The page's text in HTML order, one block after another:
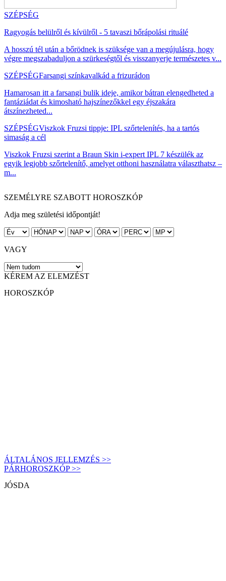
SZÉPSÉG
Ragyogás belülről és kívülről - 5 tavaszi bőrápolási rituálé
A hosszú tél után a bőrödnek is szüksége van a megújulásra, hogy
végre megszabaduljon a szürkeségtől és visszanyerje természetes v...
SZÉPSÉGFarsangi színkavalkád a frizurádon
Hamarosan itt a farsangi bulik ideje, amikor bátran elengedheted a
fantáziádat és kimosható hajszínezőkkel egy éjszakára
átszínezheted...
SZÉPSÉGViszkok Fruzsi tippje: IPL szőrtelenítés, ha a tartós
simaság a cél
Viszkok Fruzsi szerint a Braun Skin i-expert IPL 7 készülék az
egyik legjobb szőrtelenítő, amelyet otthoni használatra választhatsz –
m...
SZEMÉLYRE SZABOTT HOROSZKÓP
Adja meg születési időpontját!
VAGY
KÉREM AZ ELEMZÉST
HOROSZKÓP
ÁLTALÁNOS JELLEMZÉS >>
PÁRHOROSZKÓP >>
JÓSDA